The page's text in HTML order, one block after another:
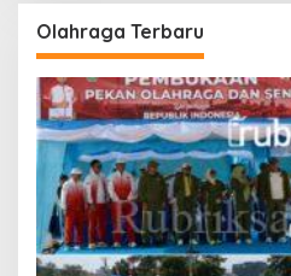
Olahraga Terbaru